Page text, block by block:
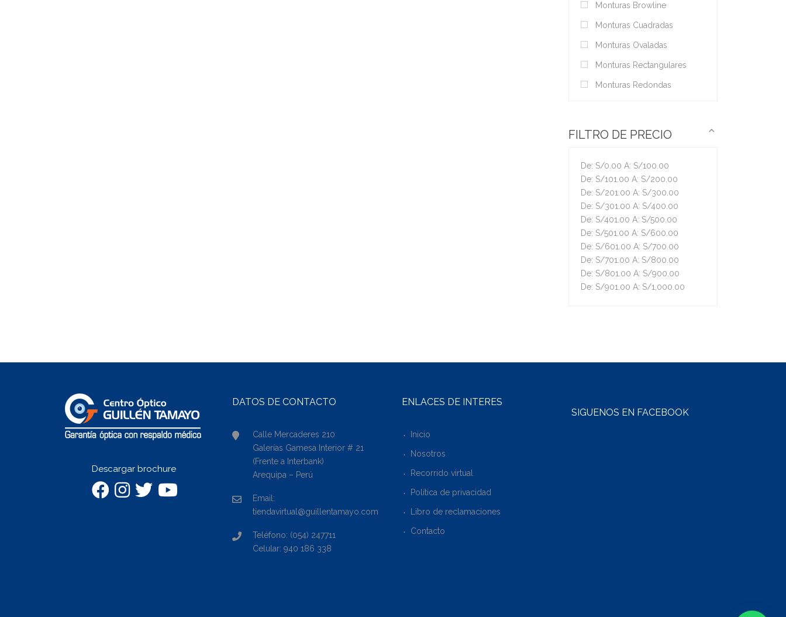
Monturas Browline
Monturas Cuadradas
Monturas Ovaladas
Monturas Rectangulares
Monturas Redondas
FILTRO DE PRECIO
De: S/0.00 A: S/100.00
De: S/101.00 A: S/200.00
De: S/201.00 A: S/300.00
De: S/301.00 A: S/400.00
De: S/401.00 A: S/500.00
De: S/501.00 A: S/600.00
De: S/601.00 A: S/700.00
De: S/701.00 A: S/800.00
De: S/801.00 A: S/900.00
De: S/901.00 A: S/1,000.00
Descargar brochure
DATOS DE CONTACTO
Calle Mercaderes 210
Galerías Gamesa Interior # 21
(Frente a Interbank)
Arequipa – Perú
Email:
tiendavirtual@guillentamayo.com
Teléfono: (054) 247711
Celular: 940 186 338
ENLACES DE INTERÉS
Inicio
Nosotros
Recorrido virtual
Política de privacidad
Libro de reclamaciones
Contacto
SÍGUENOS EN FACEBOOK